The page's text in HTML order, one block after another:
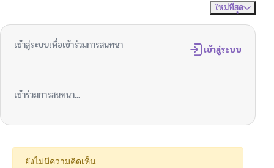
10/06/2024
ตอนที่ 27 10/06/2024
10/06/2024
ตอนที่ 24 10/06/2024
ใหม่ที่สุด
เข้าสู่ระบบเพื่อเข้าร่วมการสนทนา เข้าสู่ระบบ
เข้าร่วมการสนทนา...
ยังไม่มีความคิดเห็น